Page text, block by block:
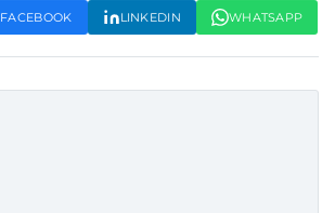
FACEBOOK LINKEDIN WHATSAPP